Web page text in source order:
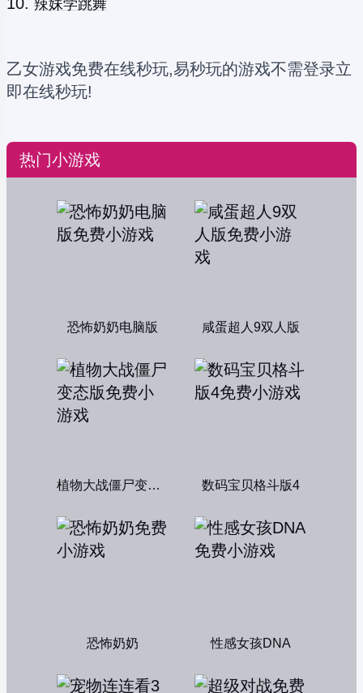
辣妹学跳舞
乙女游戏免费在线秒玩,易秒玩的游戏不需登录立
即在线秒玩!
热门小游戏
恐怖奶奶电脑版 咸蛋超人9双人版
植物大战僵尸变态版 数码宝贝格斗版4
恐怖奶奶 性感女孩DNA